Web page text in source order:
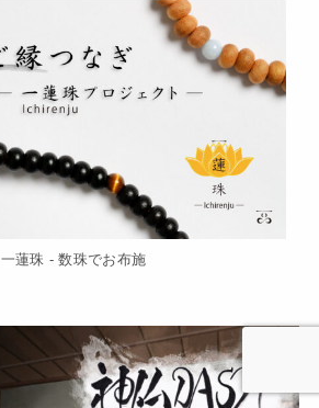
一蓮珠 - 数珠でお布施